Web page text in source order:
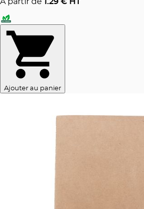
A partir de 1.29 € HT
Ajouter au panier